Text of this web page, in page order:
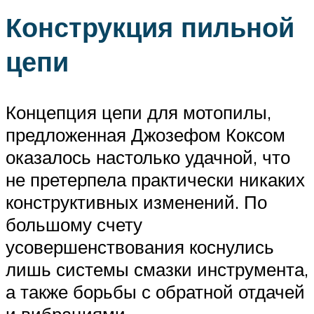
Конструкция пильной
цепи
Концепция цепи для мотопилы,
предложенная Джозефом Коксом
оказалось настолько удачной, что
не претерпела практически никаких
конструктивных изменений. По
большому счету
усовершенствования коснулись
лишь системы смазки инструмента,
а также борьбы с обратной отдачей